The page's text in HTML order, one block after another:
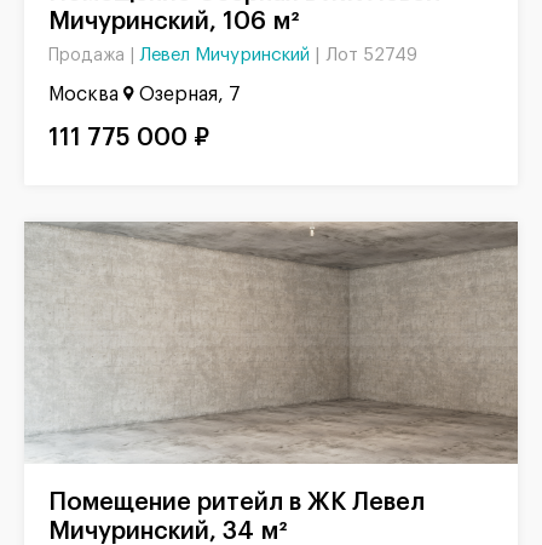
Мичуринский, 106 м²
Продажа | Левел Мичуринский Лот 52749
Москва Озерная, 7
111 775 000 ₽
Помещение ритейл в ЖК Левел
Мичуринский, 34 м²